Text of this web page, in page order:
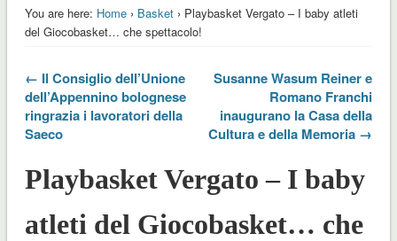
You are here: Home› Basket› Playbasket Vergato – I baby atleti
del Giocobasket… che spettacolo!
← Il Consiglio dell’Unione
dell’Appennino bolognese
ringrazia i lavoratori della
Saeco
Susanne Wasum Reiner e
Romano Franchi
inaugurano la Casa della
Cultura e della Memoria →
Playbasket Vergato – I baby
atleti del Giocobasket… che